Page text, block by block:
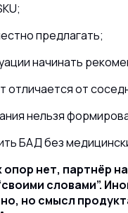
предлагать;
начинать
отличается от
нельзя
БАД без
опор нет, партнёр
словами”.
но смысл